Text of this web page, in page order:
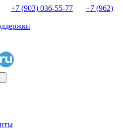
+7 (903) 036-55-77
+7 (962)